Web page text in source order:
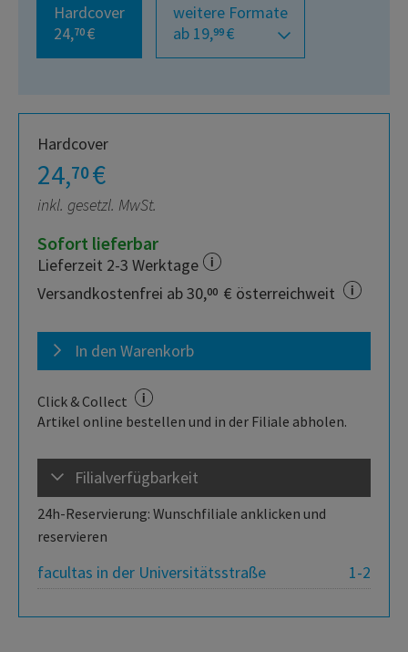
Hardcover
24,70 €
weitere Formate
ab 19,99 €
Hardcover
24,70€
inkl. gesetzl. MwSt.
Sofort lieferbar
Lieferzeit 2-3 Werktage
Versandkostenfrei ab 30,00 € österreichweit
In den Warenkorb
Click & Collect
Artikel online bestellen und in der Filiale abholen.
Filialverfügbarkeit
24h-Reservierung: Wunschfiliale anklicken und
reservieren
1-2
facultas in der Universitätsstraße